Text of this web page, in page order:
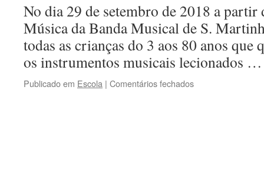
No dia 29 de setembro de 2018 a partir
Música da Banda Musical de S.
todas as crianças do 3 aos 80 anos que
os instrumentos musicais lecionados
Publicado em Escola | Comentários fechadosem